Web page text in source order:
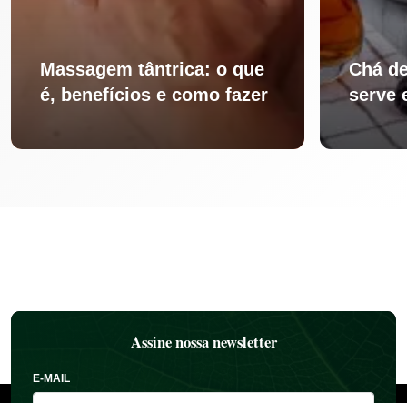
Massagem tântrica: o que
é, benefícios e como fazer
Chá
serve
Assine nossa newsletter
E-MAIL